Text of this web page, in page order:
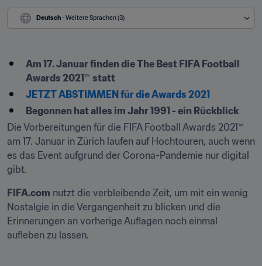
Deutsch - Weitere Sprachen (3)
Am 17. Januar finden die The Best FIFA Football
Awards 2021 ™ statt
JETZT ABSTIMMEN für die Awards 2021
Begonnen hat alles im Jahr 1991 - ein Rückblick
Die Vorbereitungen für die FIFA Football Awards 2021™
am 17. Januar in Zürich laufen auf Hochtouren, auch wenn
es das Event aufgrund der Corona-Pandemie nur digital
gibt.
FIFA.com nutzt die verbleibende Zeit, um mit ein wenig
Nostalgie in die Vergangenheit zu blicken und die
Erinnerungen an vorherige Auflagen noch einmal
aufleben zu lassen.